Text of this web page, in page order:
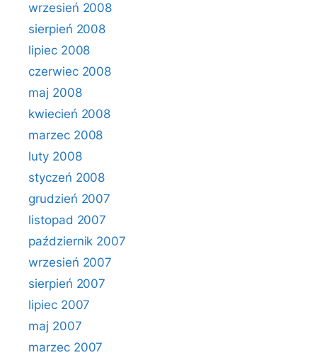
wrzesień 2008
sierpień 2008
lipiec 2008
czerwiec 2008
maj 2008
kwiecień 2008
marzec 2008
luty 2008
styczeń 2008
grudzień 2007
listopad 2007
październik 2007
wrzesień 2007
sierpień 2007
lipiec 2007
maj 2007
marzec 2007